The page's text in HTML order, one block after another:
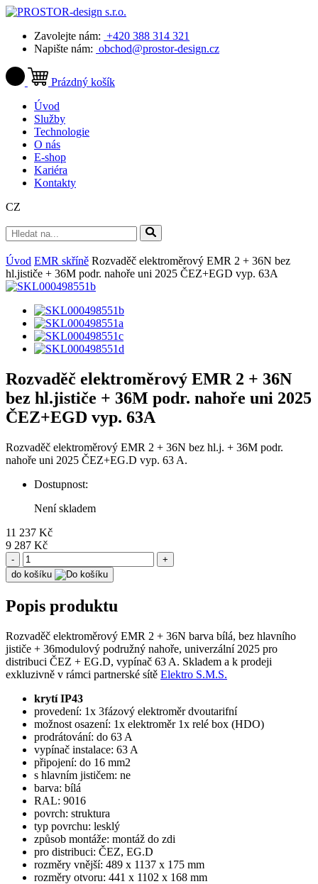
Zavolejte nám: +420 388 314 321
Napište nám: obchod@prostor-design.cz
Prázdný košík
Úvod
Služby
Technologie
O nás
E-shop
Kariéra
Kontakty
CZ
Úvod EMR skříně Rozvaděč elektroměrový EMR 2 + 36N bez
hl.jističe + 36M podr. nahoře uni 2025 ČEZ+EGD vyp. 63A
Rozvaděč elektroměrový EMR 2 + 36N
bez hl.jističe + 36M podr. nahoře uni 2025
ČEZ+EGD vyp. 63A
Rozvaděč elektroměrový EMR 2 + 36N bez hl.j. + 36M podr.
nahoře uni 2025 ČEZ+EG.D vyp. 63 A.
Dostupnost:
Není skladem
11 237 Kč
9 287 Kč
-
+
do košíku
Popis produktu
Rozvaděč elektroměrový EMR 2 + 36N barva bílá, bez hlavního
jističe + 36modulový podružný nahoře, univerzální 2025 pro
distribuci ČEZ + EG.D, vypínač 63 A. Skladem a k prodeji
exkluzivně v rámci partnerské sítě Elektro S.M.S.
krytíIP43
provedení: 1x 3fázový elektroměr dvoutarifní
možnost osazení: 1x elektroměr 1x relé box (HDO)
prodrátování: do 63 A
vypínač instalace: 63 A
připojení: do 16 mm2
s hlavním jističem: ne
barva: bílá
RAL: 9016
povrch: struktura
typ povrchu: lesklý
způsob montáže: montáž do zdi
pro distribuci: ČEZ, EG.D
rozměry vnější: 489 x 1137 x 175 mm
rozměry otvoru: 441 x 1102 x 168 mm